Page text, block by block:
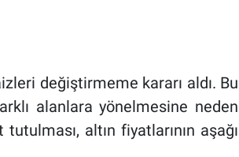
değiştirmeme kararı aldı. Bu
alanlara yönelmesine neden
altın fiyatlarının aşağı